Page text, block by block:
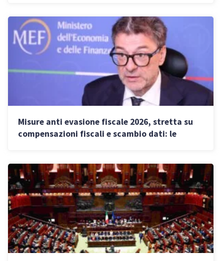
Misure anti evasione fiscale 2026, stretta su
compensazioni fiscali e scambio dati: le